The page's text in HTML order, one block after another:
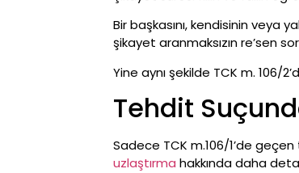
Bir başkasını, kendisinin veya
şikayet aranmaksızın re’sen
Yine aynı şekilde TCK m. 106/
Tehdit
Sadece TCK m.106/1’de
uzlaştırma hakkında daha